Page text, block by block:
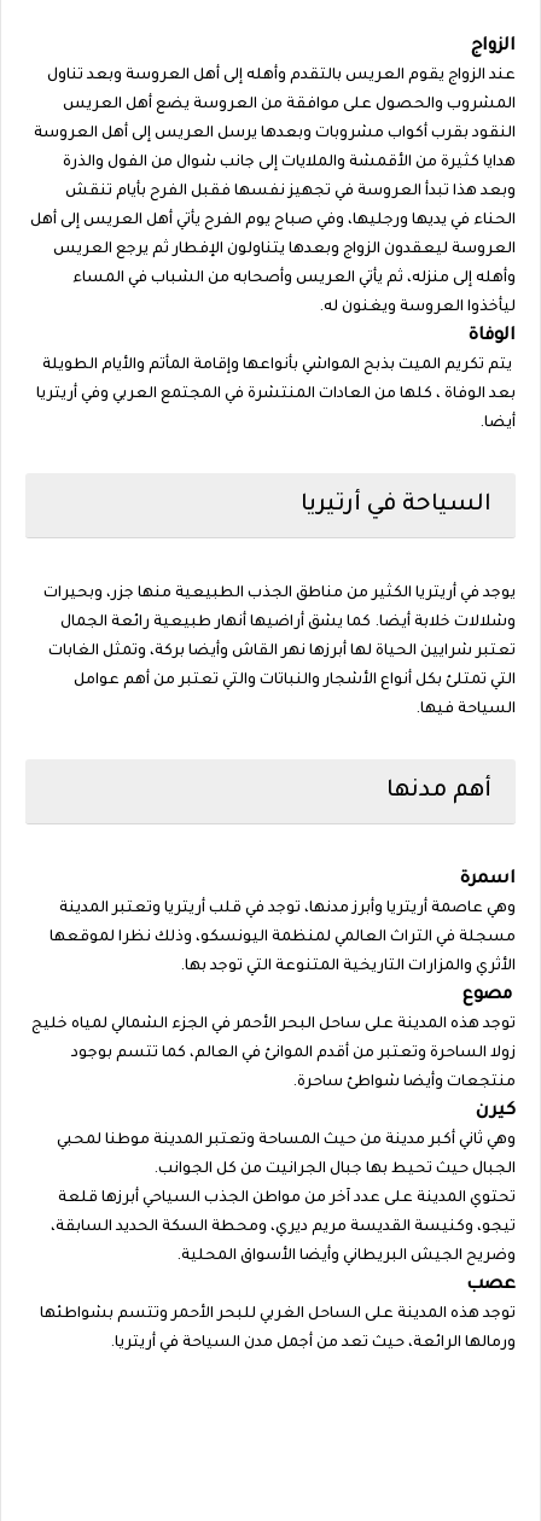
الزواج
عند الزواج يقوم العريس بالتقدم وأهله إلى أهل العروسة وبعد تناول
المشروب والحصول على موافقة من العروسة يضع أهل العريس
النقود بقرب أكواب مشروبات وبعدها يرسل العريس إلى أهل العروسة
هدايا كثيرة من الأقمشة والملايات إلى جانب شوال من الفول والذرة
وبعد هذا تبدأ العروسة في تجهيز نفسها فقبل الفرح بأيام تنقش
الحناء في يديها ورجليها، وفي صباح يوم الفرح يأتي أهل العريس إلى أهل
العروسة ليعقدون الزواج وبعدها يتناولون الإفطار ثم يرجع العريس
وأهله إلى منزله، ثم يأتي العريس وأصحابه من الشباب في المساء
ليأخذوا العروسة ويغنون له.
الوفاة
يتم تكريم الميت بذبح المواشي بأنواعها وإقامة المأتم والأيام الطويلة
بعد الوفاة ، كلها من العادات المنتشرة في المجتمع العربي وفي أريتريا
أيضا.
السياحة في أرتيريا
يوجد في أريتريا الكثير من مناطق الجذب الطبيعية منها جزر، وبحيرات
وشلالات خلابة أيضا. كما يشق أراضيها أنهار طبيعية رائعة الجمال
تعتبر شرايين الحياة لها أبرزها نهر القاش وأيضا بركة، وتمثل الغابات
التي تمتلئ بكل أنواع الأشجار والنباتات والتي تعتبر من أهم عوامل
السياحة فيها.
أهم مدنها
اسمرة
وهي عاصمة أريتريا وأبرز مدنها، توجد في قلب أريتريا وتعتبر المدينة
مسجلة في التراث العالمي لمنظمة اليونسكو، وذلك نظرا لموقعها
الأثري والمزارات التاريخية المتنوعة التي توجد بها.
مصوع
توجد هذه المدينة على ساحل البحر الأحمر في الجزء الشمالي لمياه خليج
زولا الساحرة وتعتبر من أقدم الموانئ في العالم، كما تتسم بوجود
منتجعات وأيضا شواطئ ساحرة.
كيرن
وهي ثاني أكبر مدينة من حيث المساحة وتعتبر المدينة موطنا لمحبي
الجبال حيث تحيط بها جبال الجرانيت من كل الجوانب.
تحتوي المدينة على عدد آخر من مواطن الجذب السياحي أبرزها قلعة
تيجو، وكنيسة القديسة مريم ديري، ومحطة السكة الحديد السابقة،
وضريح الجيش البريطاني وأيضا الأسواق المحلية.
عصب
توجد هذه المدينة على الساحل الغربي للبحر الأحمر وتتسم بشواطئها
ورمالها الرائعة، حيث تعد من أجمل مدن السياحة في أريتريا.